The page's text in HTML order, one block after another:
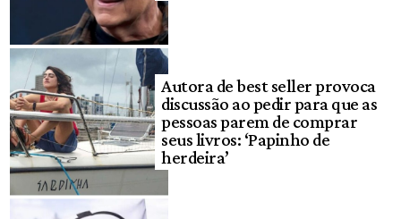
Autora de best seller provoca
discussão ao pedir para que as
pessoas parem de comprar
seus livros: ‘Papinho de
herdeira’